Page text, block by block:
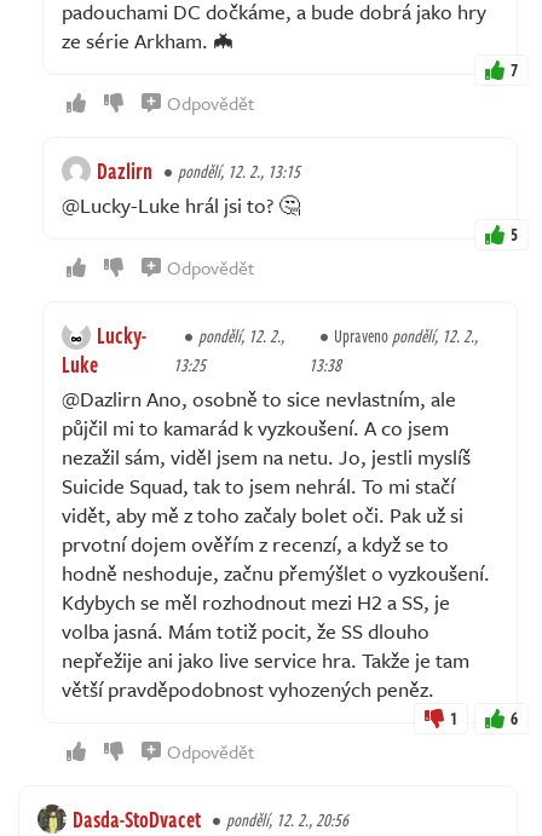
padouchami DC dočkáme, a bude dobrá jako hry
ze série Arkham. 🦇
7
Odpovědět
Dazlirn pondělí, 12. 2., 13:15
@Lucky-Luke hrál jsi to? 🤔
5
Odpovědět
Lucky-
Luke
pondělí, 12. 2.,
13:25
Upravenopondělí, 12. 2.,
13:38
@Dazlirn Ano, osobně to sice nevlastním, ale
půjčil mi to kamarád k vyzkoušení. A co jsem
nezažil sám, viděl jsem na netu. Jo, jestli myslíš
Suicide Squad, tak to jsem nehrál. To mi stačí
vidět, aby mě z toho začaly bolet oči. Pak už si
prvotní dojem ověřím z recenzí, a když se to
hodně neshoduje, začnu přemýšlet o vyzkoušení.
Kdybych se měl rozhodnout mezi H2 a SS, je
volba jasná. Mám totiž pocit, že SS dlouho
nepřežije ani jako live service hra. Takže je tam
větší pravděpodobnost vyhozených peněz.
1 6
Odpovědět
Dasda-StoDvacet pondělí, 12. 2., 20:56